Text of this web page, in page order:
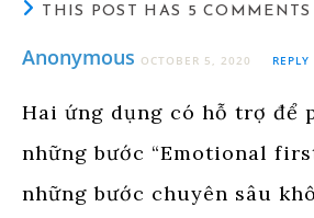
THIS POST HAS 5 COMMENTS
Anonymous OCTOBER 5, 2020 REPLY
Hai ứng dụng có hỗ trợ để
những bước “Emotional
những bước chuyên sâu